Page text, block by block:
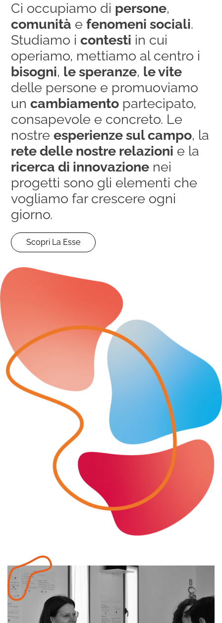
Ci occupiamo di persone,
comunità efenomeni sociali.
Studiamo icontesti in cui
operiamo, mettiamo al centro i
bisogni, le speranze, le vite
delle persone e promuoviamo
uncambiamento partecipato,
consapevole e concreto. Le
nostreesperienze sul campo, la
rete delle nostre relazioni e la
ricerca di innovazione nei
progetti sono gli elementi che
vogliamo far crescere ogni
giorno.
Scopri La Esse